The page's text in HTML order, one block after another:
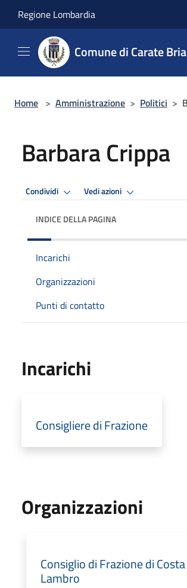
Regione Lombardia
Comune di Carate
Home > Amministrazione > Politici >
Barbara Crippa
Condividi Vedi azioni
INDICE DELLA PAGINA
Incarichi
Organizzazioni
Punti di contatto
Incarichi
Consigliere di Frazione
Organizzazioni
Consiglio di Frazione di Costa
Lambro